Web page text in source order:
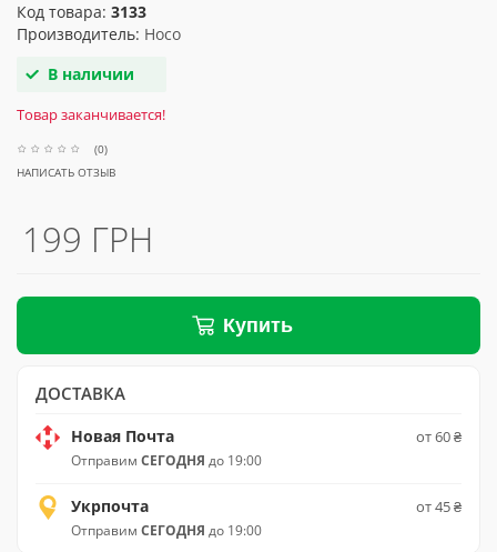
Код товара: 3133
Производитель: Hoco
В наличии
Товар заканчивается!
(0)
НАПИСАТЬ ОТЗЫВ
199 ГРН
Купить
ДОСТАВКА
Новая Почта
Отправим СЕГОДНЯ до 19:00
от 60 ₴
Укрпочта
Отправим СЕГОДНЯ до 19:00
от 45 ₴